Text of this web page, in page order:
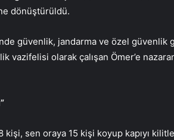
dönüştürüldü.
güvenlik, jandarma ve özel güvenlik
vazifelisi olarak çalışan Ömer’e
kişi, sen oraya 15 kişi koyup kapıyı